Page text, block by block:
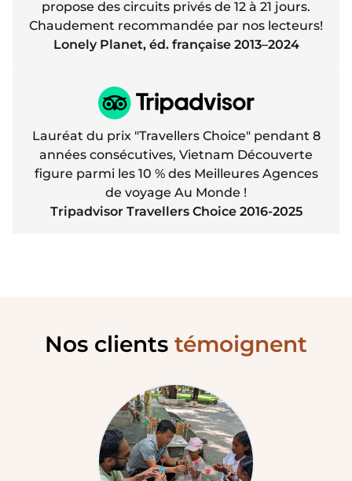
propose des circuits privés de 12 à 21 jours.
Chaudement recommandée par nos lecteurs!
Lonely Planet, éd. française 2013–2024
Lauréat du prix "Travellers Choice" pendant 8
années consécutives, Vietnam Découverte
figure parmi les 10 % des Meilleures Agences
de voyage Au Monde !
Tripadvisor Travellers Choice 2016-2025
Nos clients témoignent